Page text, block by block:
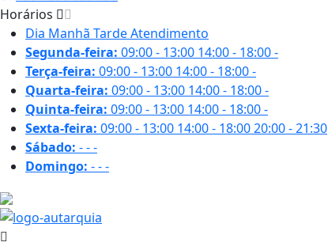
Horários
Dia Manhã TardeAtendimento
Segunda-feira: 09:00 - 13:00 14:00 - 18:00-
Terça-feira: 09:00 - 13:00 14:00 - 18:00-
Quarta-feira: 09:00 - 13:00 14:00 - 18:00-
Quinta-feira: 09:00 - 13:00 14:00 - 18:00-
Sexta-feira: 09:00 - 13:00 14:00 - 18:0020:00 - 21:30
Sábado: ---
Domingo: ---